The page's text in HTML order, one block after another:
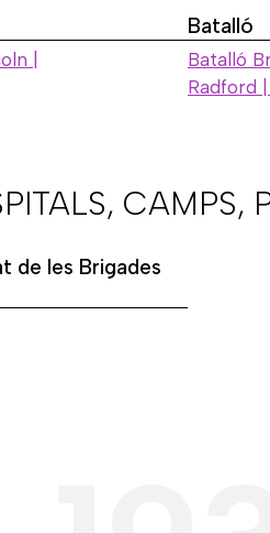
|
Batalló
Batalló
Radford
CAMPS,
de les Brigades